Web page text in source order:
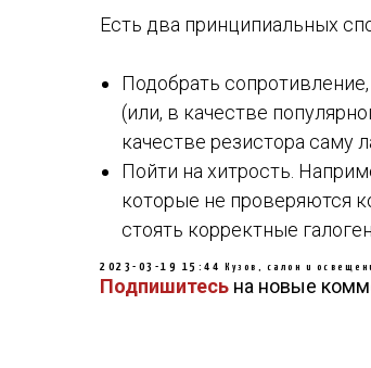
Есть два принципиальных
Подобрать
(или, в качестве
качестве резистора саму
Пойти на хитрость.
которые не проверяются
стоять корректные
2023-03-19 15:44 Кузов, салон и
Подпишитесь на новые